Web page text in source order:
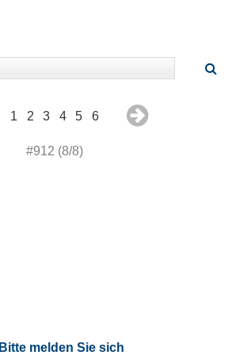
#912 (8/8)
1 2 3 4 5 6
Bitte melden Sie sich